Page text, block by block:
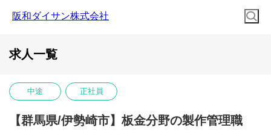
阪和ダイサン株式会社
求人一覧
中途 正社員
【群馬県/伊勢崎市】板金分野の製作管理職